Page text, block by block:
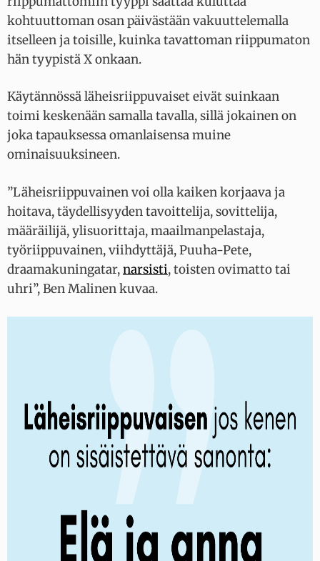
kohtuuttoman osan päivästään vakuuttelemalla
itselleen ja toisille, kuinka tavattoman riippumaton
hän tyypistä X onkaan.
Käytännössä läheisriippuvaiset eivät suinkaan
toimi keskenään samalla tavalla, sillä jokainen on
joka tapauksessa omanlaisensa muine
ominaisuuksineen.
”Läheisriippuvainen voi olla kaiken korjaava ja
hoitava, täydellisyyden tavoittelija, sovittelija,
määräilijä, ylisuorittaja, maailmanpelastaja,
työriippuvainen, viihdyttäjä, Puuha-Pete,
draamakuningatar,narsisti, toisten ovimatto tai
uhri”, Ben Malinen kuvaa.